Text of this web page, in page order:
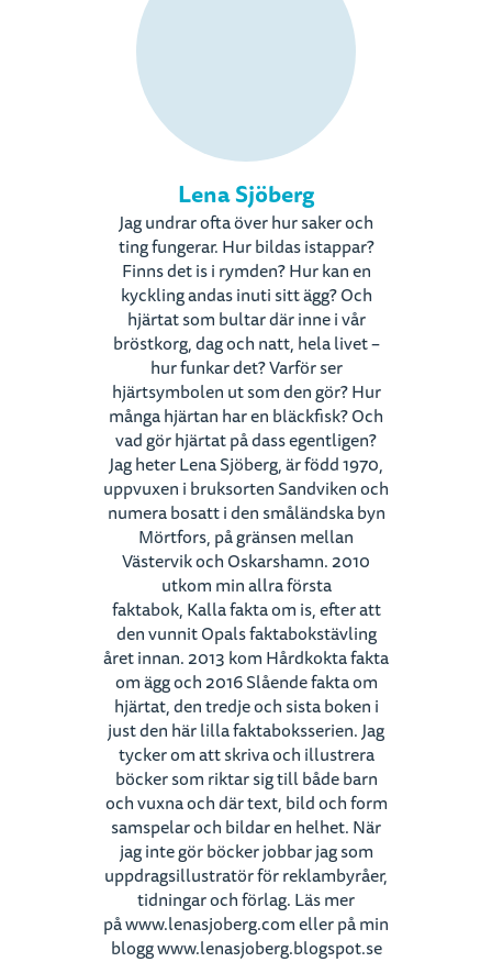
Lena Sjöberg
Jag undrar ofta över hur saker och
ting fungerar. Hur bildas istappar?
Finns det is i rymden? Hur kan en
kyckling andas inuti sitt ägg? Och
hjärtat som bultar där inne i vår
bröstkorg, dag och natt, hela livet –
hur funkar det? Varför ser
hjärtsymbolen ut som den gör? Hur
många hjärtan har en bläckfisk? Och
vad gör hjärtat på dass egentligen?
Jag heter Lena Sjöberg, är född 1970,
uppvuxen i bruksorten Sandviken och
numera bosatt i den småländska byn
Mörtfors, på gränsen mellan
Västervik och Oskarshamn. 2010
utkom min allra första
faktabok, Kalla fakta om is, efter att
den vunnit Opals faktabokstävling
året innan. 2013 kom Hårdkokta fakta
om ägg och 2016 Slående fakta om
hjärtat, den tredje och sista boken i
just den här lilla faktaboksserien. Jag
tycker om att skriva och illustrera
böcker som riktar sig till både barn
och vuxna och där text, bild och form
samspelar och bildar en helhet. När
jag inte gör böcker jobbar jag som
uppdragsillustratör för reklambyråer,
tidningar och förlag. Läs mer
på www.lenasjoberg.com eller på min
blogg www.lenasjoberg.blogspot.se